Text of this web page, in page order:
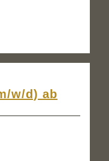
w/d) ab